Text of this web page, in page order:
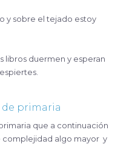
y sobre el tejado estoy
libros duermen y esperan
primaria
que a continuación
complejidad algo mayor y